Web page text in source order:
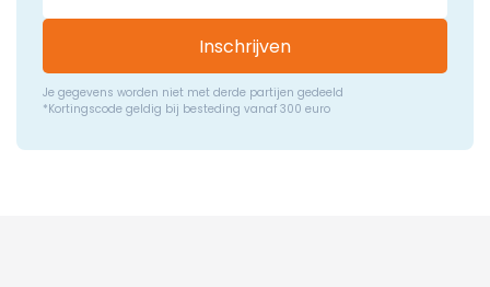
Inschrijven
Je gegevens worden niet met derde partijen gedeeld
*Kortingscode geldig bij besteding vanaf 300 euro